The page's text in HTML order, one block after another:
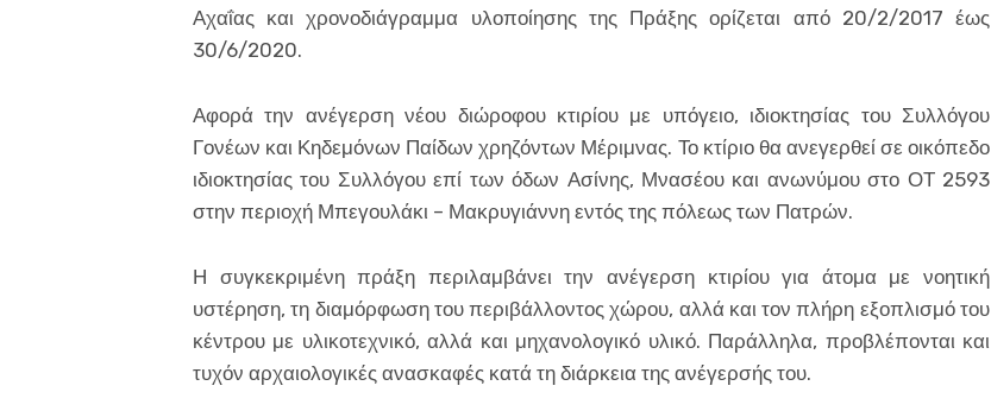
Αχαΐας και χρονοδιάγραμμα υλοποίησης της Πράξης ορίζεται από 20/2/2017 έως
30/6/2020.
Αφορά την ανέγερση νέου διώροφου κτιρίου με υπόγειο, ιδιοκτησίας του Συλλόγου
Γονέων και Κηδεμόνων Παίδων χρηζόντων Μέριμνας. Το κτίριο θα ανεγερθεί σε οικόπεδο
ιδιοκτησίας του Συλλόγου επί των όδων Ασίνης, Μνασέου και ανωνύμου στο ΟΤ 2593
στην περιοχή Μπεγουλάκι – Μακρυγιάννη εντός της πόλεως των Πατρών.
Η συγκεκριμένη πράξη περιλαμβάνει την ανέγερση κτιρίου για άτομα με νοητική
υστέρηση, τη διαμόρφωση του περιβάλλοντος χώρου, αλλά και τον πλήρη εξοπλισμό του
κέντρου με υλικοτεχνικό, αλλά και μηχανολογικό υλικό. Παράλληλα, προβλέπονται και
τυχόν αρχαιολογικές ανασκαφές κατά τη διάρκεια της ανέγερσής του.